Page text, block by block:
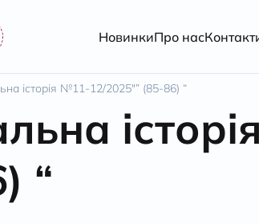
НовинкиПро нас
історія №11-12/2025″” (85-86) “
“